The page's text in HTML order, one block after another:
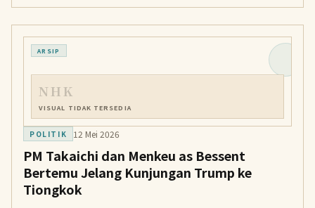
bahasa masing-masing guna mengatasi kendala bahasa
saat berobat.
ARSIP
NHK
VISUAL TIDAK TERSEDIA
POLITIK 12 Mei 2026
PM Takaichi dan Menkeu as Bessent
Bertemu Jelang Kunjungan Trump ke
Tiongkok